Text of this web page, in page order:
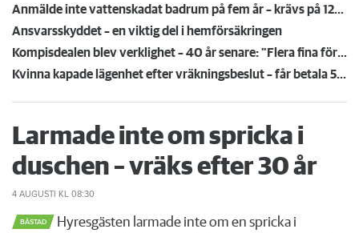
Anmälde inte vattenskadat badrum på fem år – krävs på 125 000 kronor
Ansvarsskyddet – en viktig del i hemförsäkringen
Kompisdealen blev verklighet – 40 år senare: "Flera fina fördelar med att dela bostad"
Kvinna kapade lägenhet efter vräkningsbeslut – får betala 50 000
Larmade inte om spricka i
duschen – vräks efter 30 år
4 AUGUSTI KL 08:30
BÅSTAD
Hyresgästen larmade inte om en spricka i